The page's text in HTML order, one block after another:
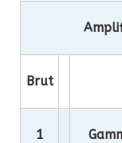
Brut
1